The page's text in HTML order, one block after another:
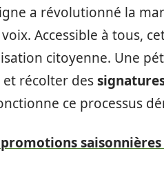
a révolutionné la
Accessible à tous,
citoyenne. Une
récolter des
ce processus
promotions